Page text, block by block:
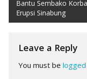
navigation
Bantu Sembako
Erupsi Sinabung
Leave a Reply
You must be logged